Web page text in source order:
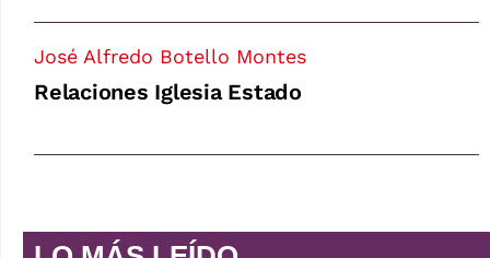
José Alfredo Botello Montes
Relaciones Iglesia Estado